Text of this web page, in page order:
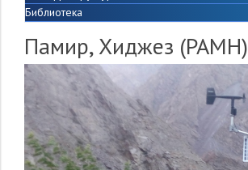
Библиотека
Памир, Хиджез (PAMH)